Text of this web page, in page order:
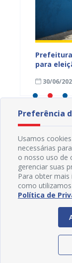
para
30/06/
Preferência
Usamos
necessárias
o nosso uso de
gerenciar suas
Para obter
como
Política de